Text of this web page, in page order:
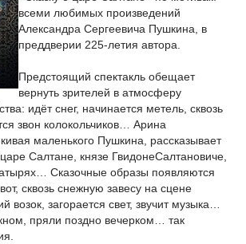
всеми любимых произведений
Александра Сергеевича Пушкина, в
преддверии 225-летия автора.
Предстоящий спектакль обещает
вернуть зрителей в атмосферу
идёт снег, начинается метель, сквозь
звон колокольчиков… Арина
маленького Пушкина, рассказывает
Салтане, князе ГвидонеСалтановиче,
Сказочные образы появляются
сквозь снежную завесу на сцене
возок, загорается свет, звучит музыка…
пряли поздно вечерком… так